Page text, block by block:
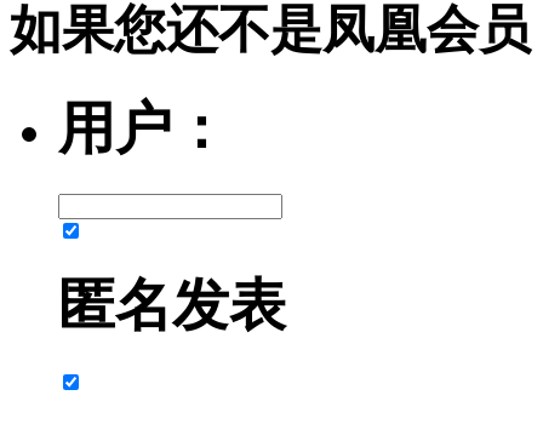
如果您还不是凤凰会
用户：
匿名发表